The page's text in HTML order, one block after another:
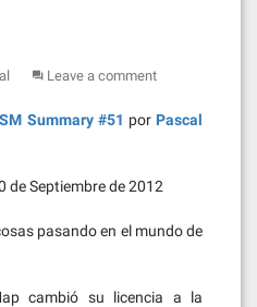
Leave a comment
Summary #51 por Pascal
de Septiembre de 2012
pasando en el mundo de
cambió su licencia a la